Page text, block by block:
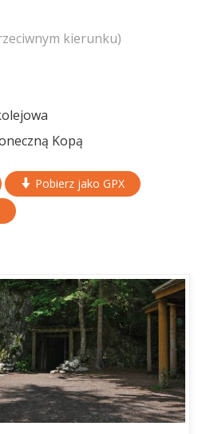
kierunku)
Kopą
Pobierz jako GPX